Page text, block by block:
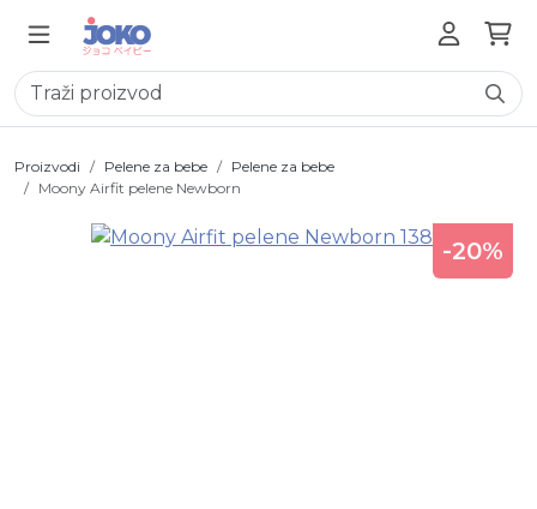
Proizvodi Pelene za bebe
Pelene za bebe
Moony Airfit pelene Newborn
-20%